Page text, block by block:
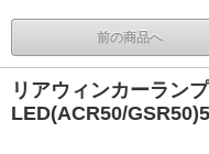
前の商品へ
リアウィンカーラン
LED(ACR50/